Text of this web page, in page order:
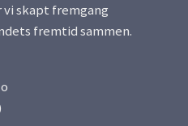
skapt fremgang
fremtid sammen.